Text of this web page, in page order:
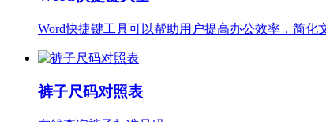
Word快捷键工具可以帮助用户提高办公效率，简化
裤子尺码对照表